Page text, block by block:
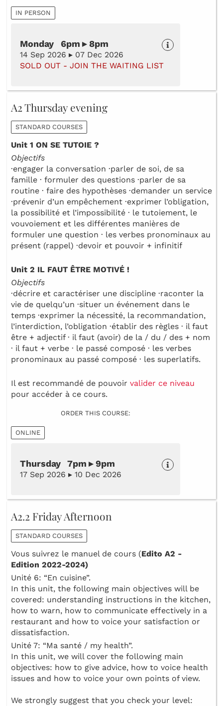
IN PERSON
Monday 6pm ▸ 8pm
14 Sep 2026 ▸ 07 Dec 2026
SOLD OUT - JOIN THE WAITING LIST
A2 Thursday evening
STANDARD COURSES
Unit 1 ON SE TUTOIE ?
Objectifs
·engager la conversation ·parler de soi, de sa
famille · formuler des questions ·parler de sa
routine · faire des hypothèses ·demander un service
·prévenir d’un empêchement ·exprimer l’obligation,
la possibilité et l’impossibilité · le tutoiement, le
vouvoiement et les différentes manières de
formuler une question · les verbes pronominaux au
présent (rappel) ·devoir et pouvoir + infinitif
Unit 2 IL FAUT ÊTRE MOTIVÉ !
Objectifs
·décrire et caractériser une discipline ·raconter la
vie de quelqu’un ·situer un événement dans le
temps ·exprimer la nécessité, la recommandation,
l’interdiction, l’obligation ·établir des règles · il faut
être + adjectif · il faut (avoir) de la / du / des + nom
· il faut + verbe · le passé composé · les verbes
pronominaux au passé composé · les superlatifs.
Il est recommandé de pouvoir valider ce niveau
pour accéder à ce cours.
ORDER THIS COURSE:
ONLINE
Thursday 7pm ▸ 9pm
17 Sep 2026 ▸ 10 Dec 2026
A2.2 Friday Afternoon
STANDARD COURSES
Vous suivrez le manuel de cours (Edito A2 -
Edition 2022-2024)
Unité 6: “En cuisine”.
In this unit, the following main objectives will be
covered: understanding instructions in the kitchen,
how to warn, how to communicate effectively in a
restaurant and how to voice your satisfaction or
dissatisfaction.
Unité 7: “Ma santé / my health”.
In this unit, we will cover the following main
objectives: how to give advice, how to voice health
issues and how to voice your own points of view.
We strongly suggest that you check your level: